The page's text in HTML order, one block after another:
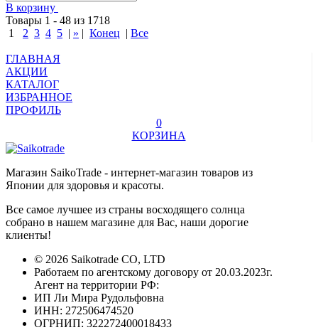
В корзину
Товары 1 - 48 из 1718
1
2 3 4 5 | » | Конец | Все
ГЛАВНАЯ
АКЦИИ
КАТАЛОГ
ИЗБРАННОЕ
ПРОФИЛЬ
0
КОРЗИНА
Магазин SaikoTrade - интернет-магазин товаров из
Японии для здоровья и красоты.
Все самое лучшее из страны восходящего солнца
собрано в нашем магазине для Вас, наши дорогие
клиенты!
© 2026 Saikotrade CO, LTD
Работаем по агентскому договору от 20.03.2023г.
Агент на территории РФ:
ИП Ли Мира Рудольфовна
ИНН: 272506474520
ОГРНИП: 322272400018433